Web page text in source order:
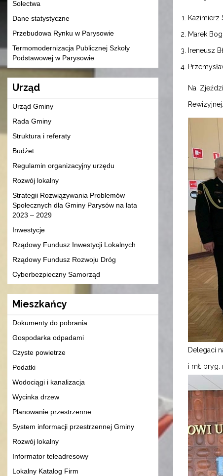
Sołectwa
Dane statystyczne
Przebudowa Rynku w Parysowie
Termomodernizacja Publicznej Szkoły
Podstawowej w Parysowie
Urząd
Urząd Gminy
Rada Gminy
Struktura i referaty
Budżet
Regulamin organizacyjny urzędu
Rozwój lokalny
Strategii Rozwiązywania Problemów
Społecznych dla Gminy Parysów na lata
2023 – 2029
Inwestycje
Rządowy Fundusz Inwestycji Lokalnych
Rządowy Fundusz Rozwoju Dróg
Cyberbezpieczny Samorząd
Mieszkańcy
Dokumenty do pobrania
Gospodarka odpadami
Czyste powietrze
Podatki
Wodociągi i kanalizacja
Wycinka drzew
Planowanie przestrzenne
System informacji przestrzennej Gminy
Rozwój lokalny
Informator teleadresowy
Lokalny Katalog Firm
Marek
Ireneusz
Na
Rewizyjnej.
Delegaci
i mł.